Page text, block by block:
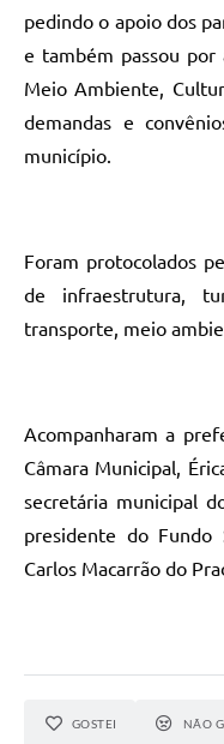
pedindo o apoio dos
e também passou
Meio Ambiente,
demandas e
município.
Foram protocolados
de infraestrutura,
transporte, meio
Acompanharam a
Câmara Municipal,
secretária municipal
presidente do Fundo
Carlos Macarrão do
GOSTEI NÃO